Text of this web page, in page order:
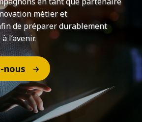
métier et
de préparer durablement
l’avenir.
nous